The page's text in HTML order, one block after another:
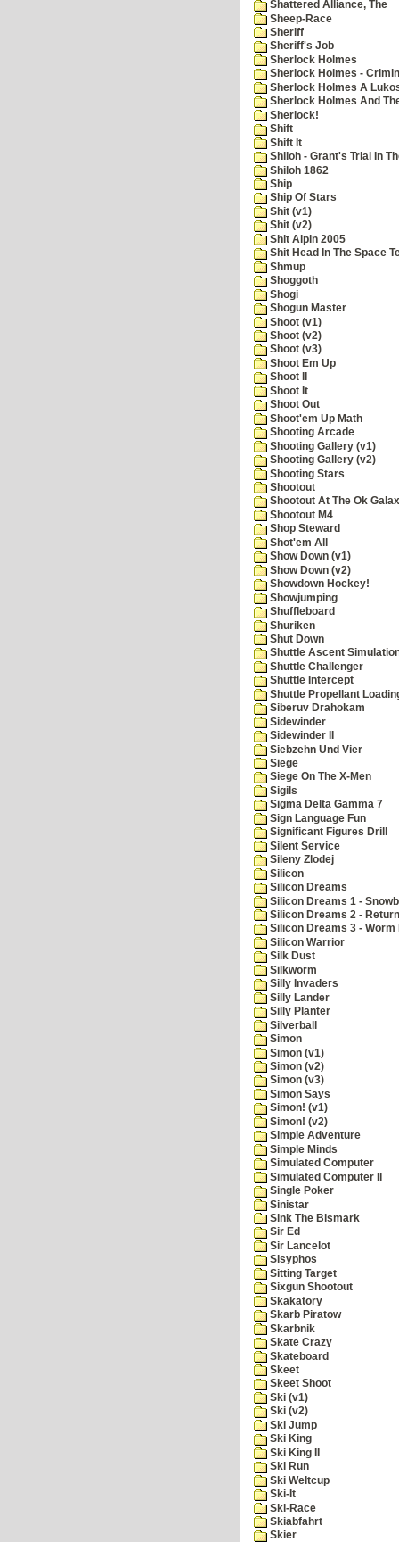
Shattered Alliance, The
Sheep-Race
Sheriff
Sheriff's Job
Sherlock Holmes
Sherlock Holmes -
Sherlock Holmes A
Sherlock Holmes And
Sherlock!
Shift
Shift It
Shiloh - Grant's Trial In
Shiloh 1862
Ship
Ship Of Stars
Shit (v1)
Shit (v2)
Shit Alpin 2005
Shit Head In The Space
Shmup
Shoggoth
Shogi
Shogun Master
Shoot (v1)
Shoot (v2)
Shoot (v3)
Shoot Em Up
Shoot II
Shoot It
Shoot Out
Shoot'em Up Math
Shooting Arcade
Shooting Gallery (v1)
Shooting Gallery (v2)
Shooting Stars
Shootout
Shootout At The Ok
Shootout M4
Shop Steward
Shot'em All
Show Down (v1)
Show Down (v2)
Showdown Hockey!
Showjumping
Shuffleboard
Shuriken
Shut Down
Shuttle Ascent
Shuttle Challenger
Shuttle Intercept
Shuttle Propellant
Siberuv Drahokam
Sidewinder
Sidewinder II
Siebzehn Und Vier
Siege
Siege On The X-Men
Sigils
Sigma Delta Gamma 7
Sign Language Fun
Significant Figures Drill
Silent Service
Sileny Zlodej
Silicon
Silicon Dreams
Silicon Dreams 1 -
Silicon Dreams 2 -
Silicon Dreams 3 - Worm
Silicon Warrior
Silk Dust
Silkworm
Silly Invaders
Silly Lander
Silly Planter
Silverball
Simon
Simon (v1)
Simon (v2)
Simon (v3)
Simon Says
Simon! (v1)
Simon! (v2)
Simple Adventure
Simple Minds
Simulated Computer
Simulated Computer II
Single Poker
Sinistar
Sink The Bismark
Sir Ed
Sir Lancelot
Sisyphos
Sitting Target
Sixgun Shootout
Skakatory
Skarb Piratow
Skarbnik
Skate Crazy
Skateboard
Skeet
Skeet Shoot
Ski (v1)
Ski (v2)
Ski Jump
Ski King
Ski King II
Ski Run
Ski Weltcup
Ski-It
Ski-Race
Skiabfahrt
Skier